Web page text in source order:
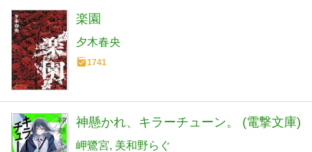
楽園
夕木春央
1741
神懸かれ、キラーチューン。 (電撃文庫)
岬鷺宮 美和野らぐ